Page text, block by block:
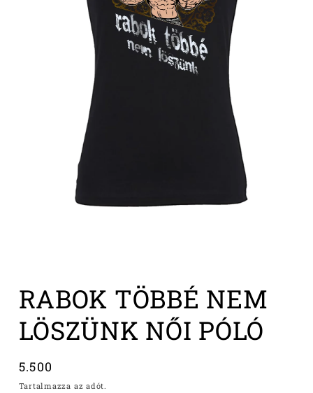
megnyitása
modális
párbeszédpanelen
RABOK TÖBBÉ NEM
LÖSZÜNK NŐI PÓLÓ
Normál
ár
5.500
Tartalmazza az adót.